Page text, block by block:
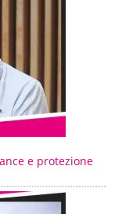
e protezione